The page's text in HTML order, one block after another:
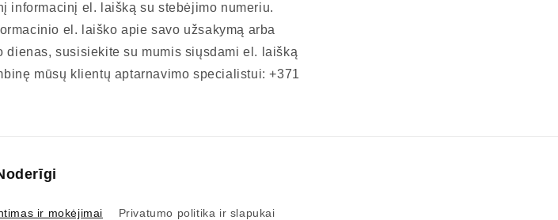
informacinį el. laišką su stebėjimo numeriu.
el. laiško apie savo užsakymą arba
susisiekite su mumis siųsdami el. laišką
mūsų klientų aptarnavimo specialistui: +371
ir mokėjimai Privatumo politika ir slapukai